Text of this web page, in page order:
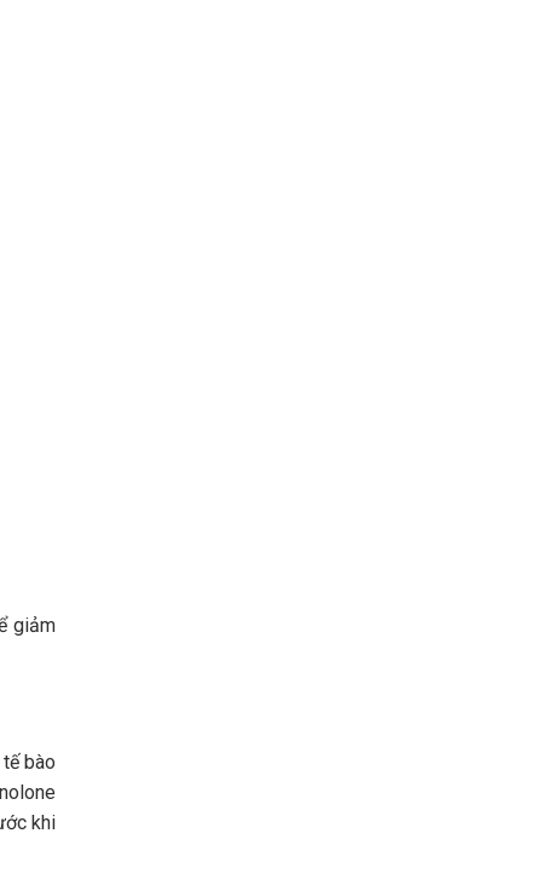
giảm
bào
khi